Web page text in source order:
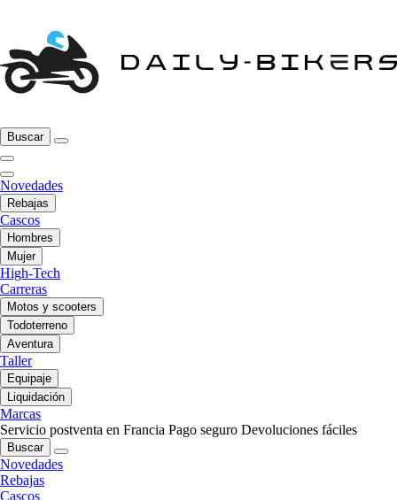
Buscar
Novedades
Rebajas
Cascos
Hombres
Mujer
High-Tech
Carreras
Motos y scooters
Todoterreno
Aventura
Taller
Equipaje
Liquidación
Marcas
Servicio postventa en Francia Pago seguro Devoluciones fáciles
Buscar
Novedades
Rebajas
Cascos